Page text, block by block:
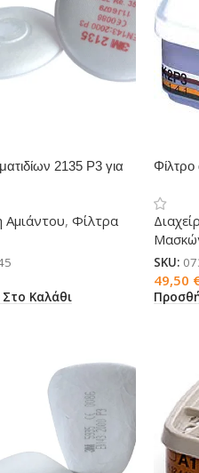
2135 P3 για
Αμιάντου, Φίλτρα
Καλάθι
SKU:
49,50